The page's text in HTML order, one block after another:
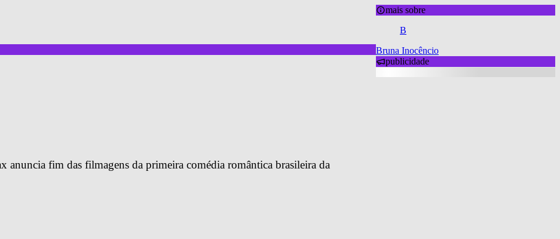
fim das filmagens da primeira comédia romântica brasileira da
mais sobre
B
Bruna Inocêncio
publicidade